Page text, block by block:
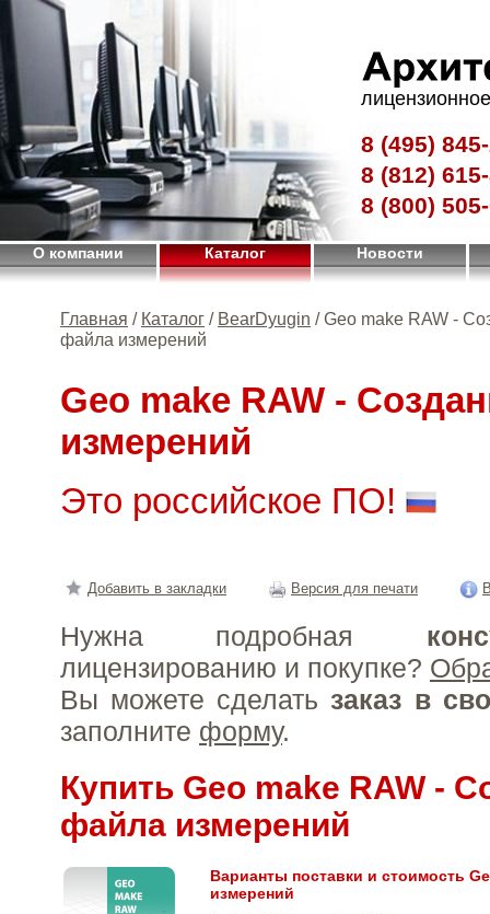
8 (495)
8 (812)
8 (800)
О компании Каталог Новости
Главная / Каталог / BearDyugin / Geo make RAW -
файла измерений
Geo make RAW -
измерений
Это российское ПО!
Добавить в закладки Версия для печати
Нужна подробная
лицензированию и покупке?
Вы можете сделать заказ в
заполните форму.
Купить Geo make RAW -
файла измерений
Варианты поставки и стоимость
измерений